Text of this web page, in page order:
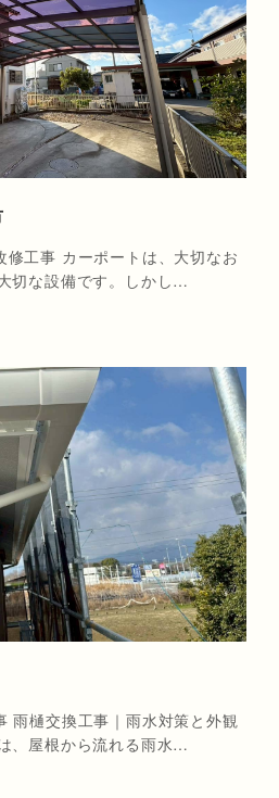
工事 カーポートは、大切なお
切な設備です。しかし…
雨樋交換工事｜雨水対策と外観
、屋根から流れる雨水…